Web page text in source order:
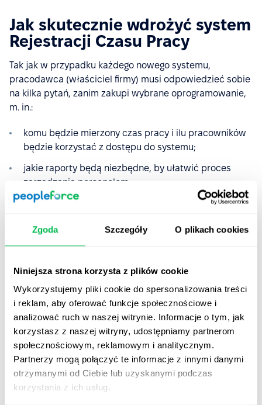
Zgoda Szczegóły O plikach cookies
Niniejsza strona korzysta z plików cookie
Wykorzystujemy pliki cookie do spersonalizowania treści
i reklam, aby oferować funkcje społecznościowe i
analizować ruch w naszej witrynie. Informacje o tym, jak
korzystasz z naszej witryny, udostępniamy partnerom
społecznościowym, reklamowym i analitycznym.
Partnerzy mogą połączyć te informacje z innymi danymi
otrzymanymi od Ciebie lub uzyskanymi podczas
korzystania z ich usług.
Jak skutecznie wdrożyć system
Rejestracji Czasu Pracy
Tak jak w przypadku każdego nowego systemu,
pracodawca (właściciel firmy) musi odpowiedzieć sobie
na kilka pytań, zanim zakupi wybrane oprogramowanie,
m. in.:
komu będzie mierzony czas pracy i ilu pracowników
będzie korzystać z dostępu do systemu;
jakie raporty będą niezbędne, by ułatwić proces
zarządzania personelem;
czy jest konieczność instalowania fizycznych
dokonywane tylko online, bezpośrednio w systemie;
czy wystarczy osobowe.
Znając zakres potrzeb, warto przewertować opinie
klientów na temat oprogramowania poszczególnych
dostawców. Po wytypowaniu 2-3 opcji, wyślesz
zapytanie ofertowe i porównasz otrzymane odpowiedzi.
Zanim zakupisz konkretne oprogramowanie upewnij się,
że oferuje ono bezpieczeństwo danych na najwyższym
poziomie. Sprawdź, czy program będzie blokował